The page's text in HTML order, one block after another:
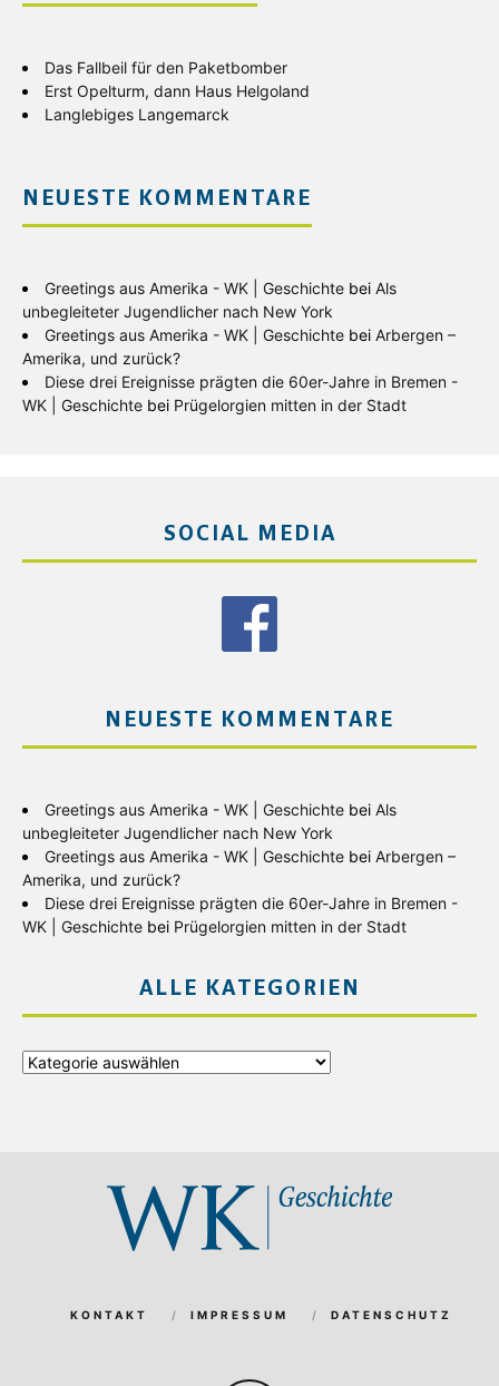
Das Fallbeil für den Paketbomber
Erst Opelturm, dann Haus Helgoland
Langlebiges Langemarck
NEUESTE KOMMENTARE
Greetings aus Amerika - WK | Geschichte bei Als
unbegleiteter Jugendlicher nach New York
Greetings aus Amerika - WK | Geschichte bei Arbergen –
Amerika, und zurück?
Diese drei Ereignisse prägten die 60er-Jahre in Bremen -
WK | Geschichte bei Prügelorgien mitten in der Stadt
SOCIAL MEDIA
NEUESTE KOMMENTARE
Greetings aus Amerika - WK | Geschichte bei Als
unbegleiteter Jugendlicher nach New York
Greetings aus Amerika - WK | Geschichte bei Arbergen –
Amerika, und zurück?
Diese drei Ereignisse prägten die 60er-Jahre in Bremen -
WK | Geschichte bei Prügelorgien mitten in der Stadt
ALLE KATEGORIEN
Alle
KONTAKT IMPRESSUM DATENSCHUTZ